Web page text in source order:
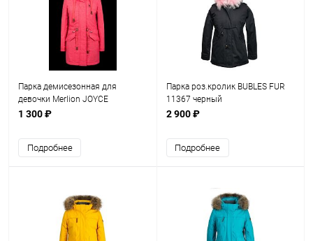
Парка демисезонная для
девочки Merlion JOYCE
(розовый)
1 300 ₽
Подробнее
Парка роз.кролик BUBLES FUR
11367 черный
2 900 ₽
Подробнее